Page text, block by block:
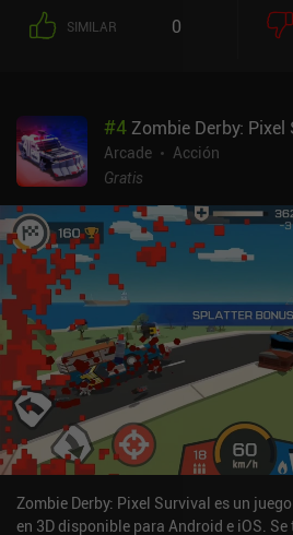
increíblemente simple, es fácil adentrarse en
más me gusta del juego son sus
fantástica. La música incluso reacciona
ocurre en el juego, como cuando un
nosotros. El único inconveniente para los que no puedan pagar es
que habilita los puntos de control e
especiales, dos de ellos con
estos puntos de control, los jugadores
empezar desde el principio de cada
Smash Hit se monetiza a través de un
para desbloquear la versión premium. A pesar de su lanzamiento
en 2014, sigue siendo un gran juego
minutos que matar, y si aún no lo has
que la experiencia no se parece a nada
SIMILAR 0
#4 Zombie Derby: Pixel
Arcade
Acción
Gratis
Zombie Derby: Pixel Survival es un
en 3D disponible para Android e iOS.